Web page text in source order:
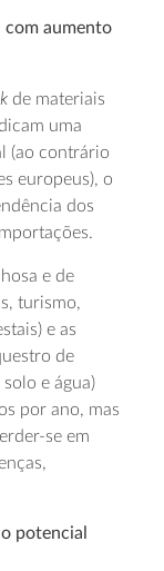
com aumento
de materiais
uma
(ao contrário
europeus), o
dos
e de
turismo,
e as
de
e água)
por ano, mas
se em
potencial